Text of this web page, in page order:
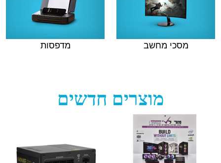
מסכי מחשב מדפסות
מוצרים חדשים